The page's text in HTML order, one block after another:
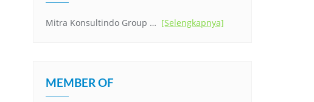
Mitra Konsultindo Group … [Selengkapnya]
MEMBER OF